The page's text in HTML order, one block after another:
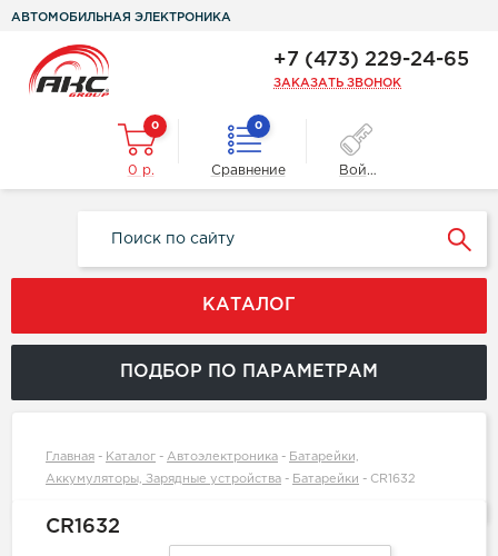
АВТОМОБИЛЬНАЯ ЭЛЕКТРОНИКА
+7 (473) 229-24-65
ЗАКАЗАТЬ ЗВОНОК
0
0 р.
0
Сравнение Войти
КАТАЛОГ
ПОДБОР ПО ПАРАМЕТРАМ
Главная - Каталог - Автоэлектроника - Батарейки,
Аккумуляторы, Зарядные устройства - Батарейки - CR1632
CR1632